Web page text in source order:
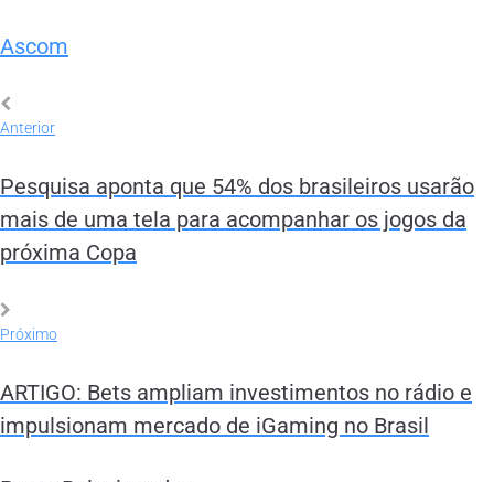
Ascom
Anterior
Pesquisa aponta que 54% dos brasileiros usarão
mais de uma tela para acompanhar os jogos da
próxima Copa
Próximo
ARTIGO: Bets ampliam investimentos no rádio e
impulsionam mercado de iGaming no Brasil